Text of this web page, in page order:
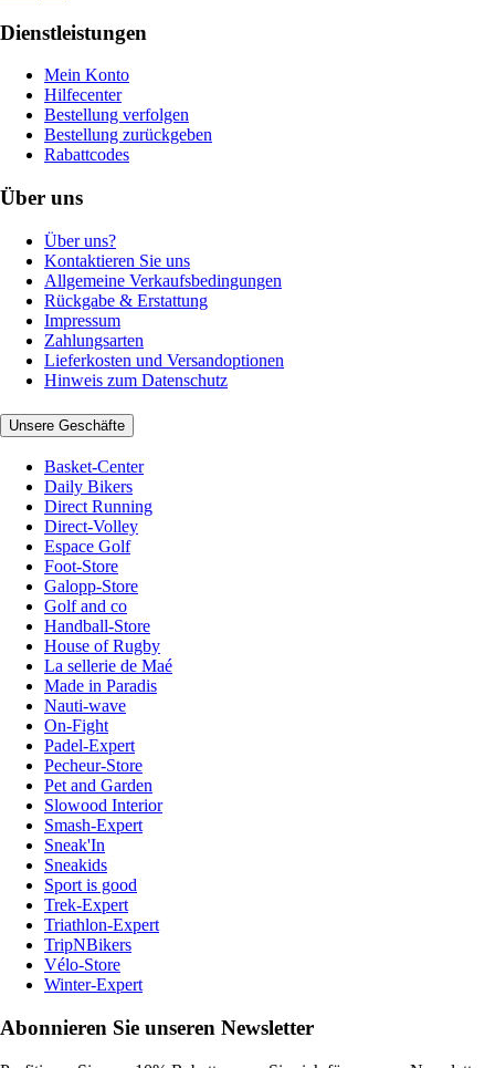
Dienstleistungen
Mein Konto
Hilfecenter
Bestellung verfolgen
Bestellung zurückgeben
Rabattcodes
Über uns
Über uns?
Kontaktieren Sie uns
Allgemeine Verkaufsbedingungen
Rückgabe & Erstattung
Impressum
Zahlungsarten
Lieferkosten und Versandoptionen
Hinweis zum Datenschutz
Unsere Geschäfte
Basket-Center
Daily Bikers
Direct Running
Direct-Volley
Espace Golf
Foot-Store
Galopp-Store
Golf and co
Handball-Store
House of Rugby
La sellerie de Maé
Made in Paradis
Nauti-wave
On-Fight
Padel-Expert
Pecheur-Store
Pet and Garden
Slowood Interior
Smash-Expert
Sneak'In
Sneakids
Sport is good
Trek-Expert
Triathlon-Expert
TripNBikers
Vélo-Store
Winter-Expert
Abonnieren Sie unseren Newsletter